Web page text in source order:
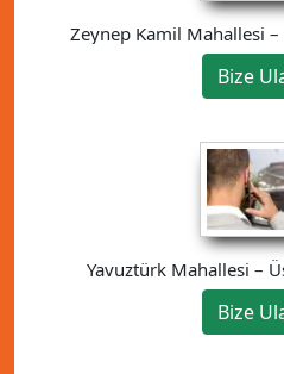
Zeynep Kamil Mahallesi –
Bize
Yavuztürk Mahallesi –
Bize